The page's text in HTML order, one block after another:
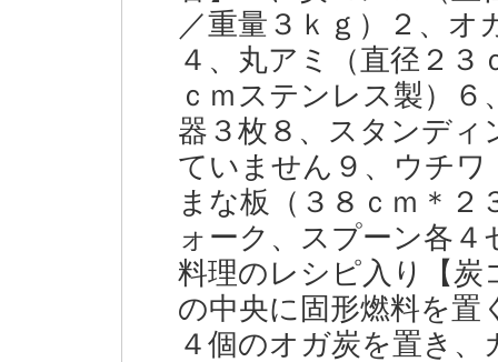
／重量３ｋｇ）２、オ
４、丸アミ（直径２３
ｃｍステンレス製）
器３枚８、スタンディ
ていません９、ウチワ
まな板（３８ｃｍ＊２
ォーク、スプーン各
料理のレシピ入り【炭
の中央に固形燃料を置
４個のオガ炭を置き